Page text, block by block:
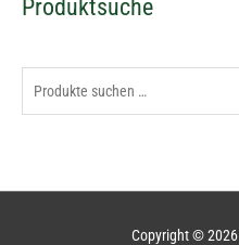
Produktsuche
Copyright © 2026